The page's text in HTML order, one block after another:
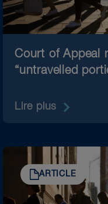
Court of Appeal
“untravelled
Lire plus
ARTICLE